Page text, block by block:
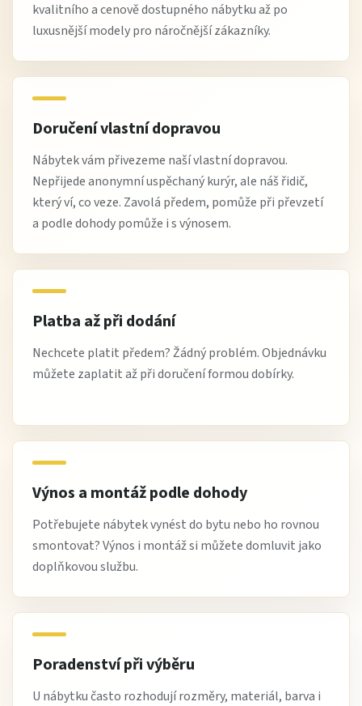
kvalitního a cenově dostupného nábytku až po
luxusnější modely pro náročnější zákazníky.
Doručení vlastní dopravou
Nábytek vám přivezeme naší vlastní dopravou.
Nepřijede anonymní uspěchaný kurýr, ale náš řidič,
který ví, co veze. Zavolá předem, pomůže při převzetí
a podle dohody pomůže i s výnosem.
Platba až při dodání
Nechcete platit předem? Žádný problém. Objednávku
můžete zaplatit až při doručení formou dobírky.
Výnos a montáž podle dohody
Potřebujete nábytek vynést do bytu nebo ho rovnou
smontovat? Výnos i montáž si můžete domluvit jako
doplňkovou službu.
Poradenství při výběru
U nábytku často rozhodují rozměry, materiál, barva i